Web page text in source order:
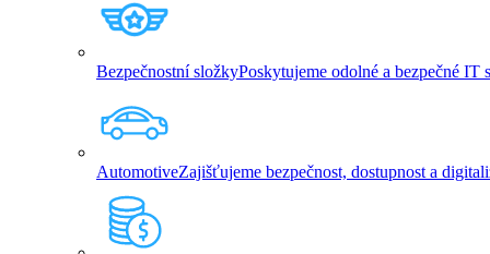
Bezpečnostní složkyPoskytujeme odolné a bezpečné
AutomotiveZajišťujeme bezpečnost, dostupnost a